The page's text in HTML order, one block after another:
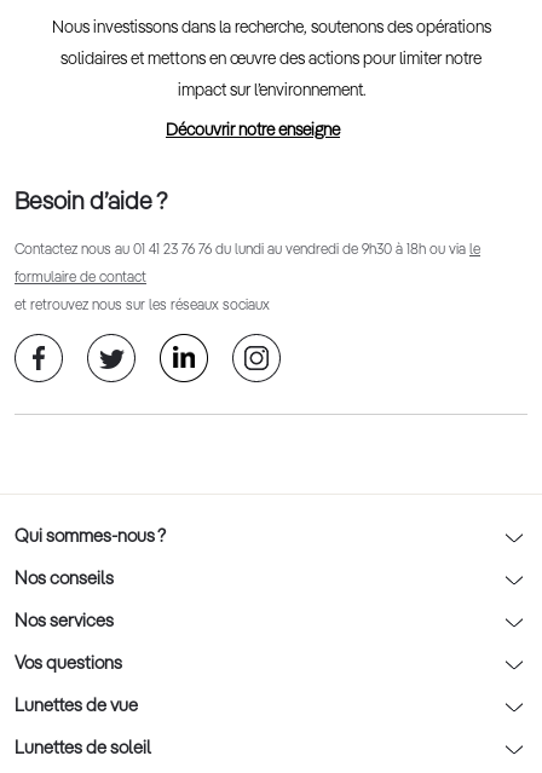
Nous investissons dans la recherche, soutenons des opérations
solidaires et mettons en œuvre des actions pour limiter notre
impact sur l’environnement.
Découvrir notre enseigne
Besoin d’aide ?
Contactez nous au 01 41 23 76 76 du lundi au vendredi de 9h30 à 18h ou via le
formulaire de contact
et retrouvez nous sur les réseaux sociaux
Qui sommes-nous ?
Notre charte déontologique
AFNOR Certification
Rendez-vous prévision
Nos conseils
Nos conseils lunettes
Nos conseils lentilles
Nos conseils enfants
Nos conseils santé visuelle
Nos services
Optic 2000 à domicile
Le contrôle de la vue chez votre opticien
L'entretien de votre équipement
Vos questions
Lunettes de vue
Lunettes de vue
Lunettes de soleil